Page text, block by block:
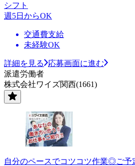
シフト
週5日からOK
交通費支給
未経験OK
詳細を見る
応募画面に進む
派遣労働者
株式会社ワイズ関西(1661)
自分のペースでコツコツ作業◎ご予